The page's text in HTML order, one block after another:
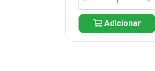
Adicionar